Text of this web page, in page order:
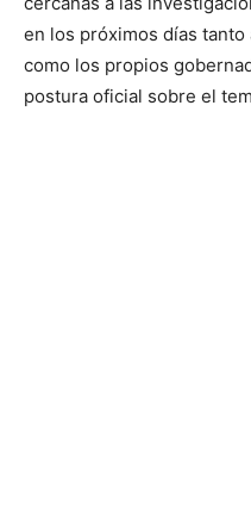
en los próximos días
como los propios
postura oficial sobre el